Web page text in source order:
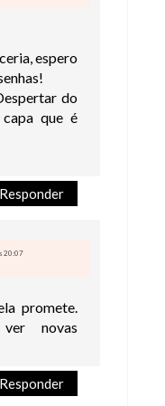
espero
do
que é
Responder
20:07
promete.
novas
Responder